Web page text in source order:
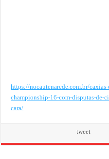
https://nocautenarede.com.br/
championship-16-com-disputas-de-
cara/
tweet